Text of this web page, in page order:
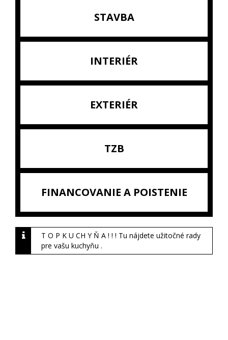
STAVBA
INTERIÉR
EXTERIÉR
TZB
FINANCOVANIE A POISTENIE
T O P K U CH Y Ň A ! ! ! Tu nájdete užitočné rady
pre vašu kuchyňu .